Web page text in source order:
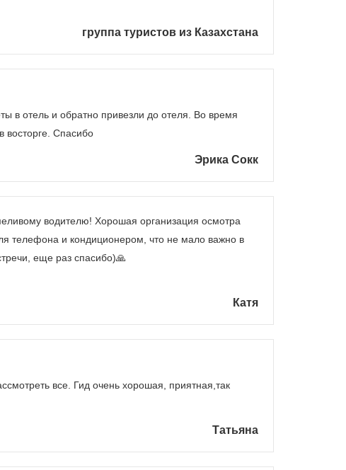
группа туристов из Казахстана
в отель и обратно привезли до отеля. Во время
восторге. Спасибо
Эрика Сокк
водителю! Хорошая организация осмотра
телефона и кондиционером, что не мало важно в
еще раз спасибо)🙏
Катя
все. Гид очень хорошая, приятная,так
Татьяна